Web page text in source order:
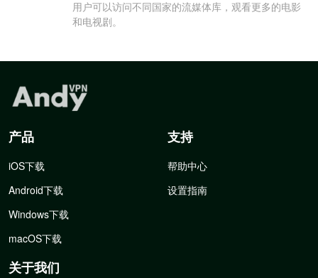
用户可以访问不同国家的流媒体库，观看更多的电影
和电视剧。
产品
iOS下载
Android下载
Windows下载
macOS下载
支持
帮助中心
设置指南
关于我们